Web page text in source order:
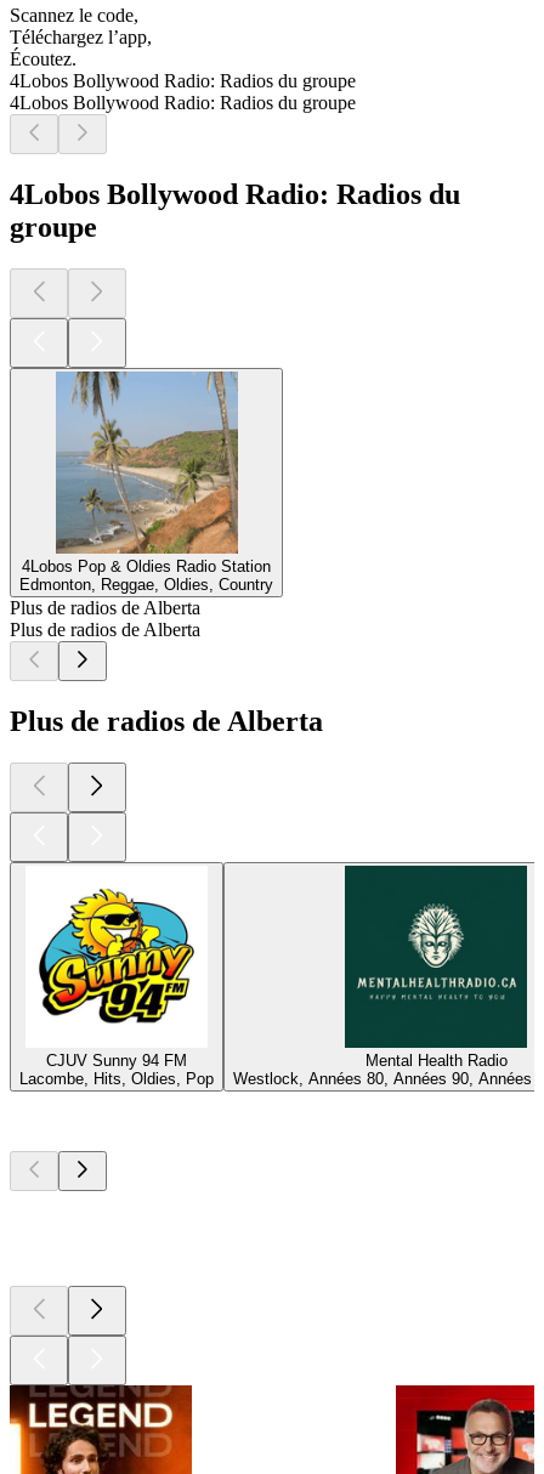
Scannez le code,
Téléchargez l’app,
Écoutez.
4Lobos Bollywood Radio: Radios du groupe
4Lobos Bollywood Radio: Radios du groupe
4Lobos Bollywood Radio: Radios du
groupe
4Lobos Pop & Oldies Radio Station
Edmonton, Reggae, Oldies, Country
Plus de radios de Alberta
Plus de radios de Alberta
Plus de radios de Alberta
CJUV Sunny 94 FM
Lacombe, Hits, Oldies, Pop
Mental Health Radio
Westlock, Années 80, Années 90, Années